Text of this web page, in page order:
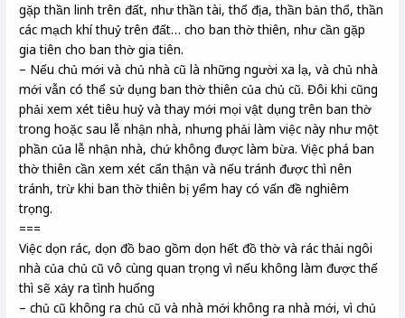
gặp thần linh trên đất, như thần tài, thổ địa, thần bản thổ, thần
các mạch khí thuỷ trên đất… cho ban thờ thiên, như cần gặp
gia tiên cho ban thờ gia tiên.
– Nếu chủ mới và chủ nhà cũ là những người xa lạ, và chủ nhà
mới vẫn có thể sử dụng ban thờ thiên của chủ cũ. Đôi khi cũng
phải xem xét tiêu huỷ và thay mới mọi vật dụng trên ban thờ
trong hoặc sau lễ nhận nhà, nhưng phải làm việc này như một
phần của lễ nhận nhà, chứ không được làm bừa. Việc phá ban
thờ thiên cần xem xét cẩn thận và nếu tránh được thì nên
tránh, trừ khi ban thờ thiên bị yểm hay có vấn đề nghiêm
trọng.
===
Việc dọn rác, dọn đồ bao gồm dọn hết đồ thờ và rác thải ngôi
nhà của chủ cũ vô cùng quan trọng vì nếu không làm được thế
thì sẽ xảy ra tình huống
– chủ cũ không ra chủ cũ và nhà mới không ra nhà mới, vì chủ